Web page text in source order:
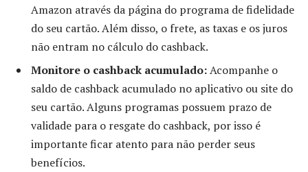
Amazon através da página do programa de fidelidade
do seu cartão. Além disso, o frete, as taxas e os juros
não entram no cálculo do cashback.
Monitore o cashback acumulado:Acompanhe o
saldo de cashback acumulado no aplicativo ou site do
seu cartão. Alguns programas possuem prazo de
validade para o resgate do cashback, por isso é
importante ficar atento para não perder seus
benefícios.